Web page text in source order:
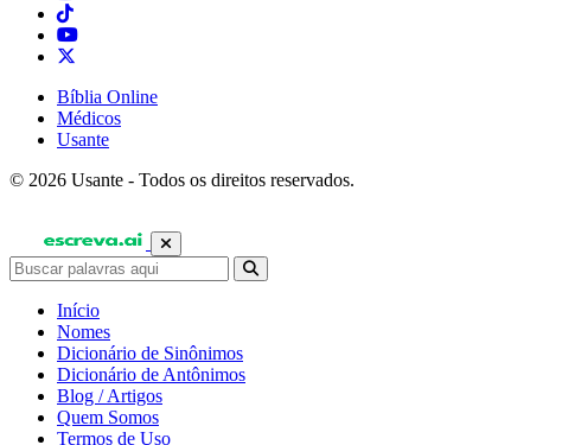
Bíblia Online
Médicos
Usante
© 2026 Usante - Todos os direitos reservados.
Início
Nomes
Dicionário de Sinônimos
Dicionário de Antônimos
Blog / Artigos
Quem Somos
Termos de Uso